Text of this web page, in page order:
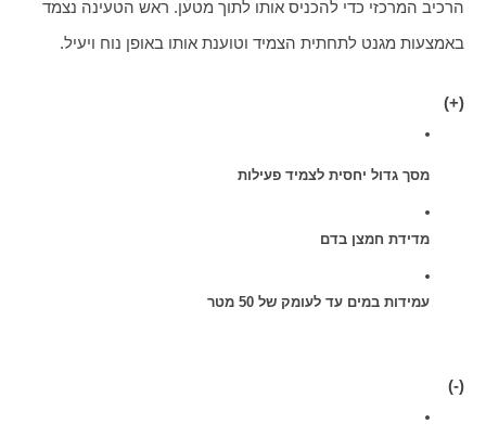
באמצעות מגנט לתחתית הצמיד וטוענת אותו באופן נוח ויעיל.
(+)
מסך גדול יחסית לצמיד פעילות
מדידת חמצן בדם
עמידות במים עד לעומק של 50 מטר
(-)